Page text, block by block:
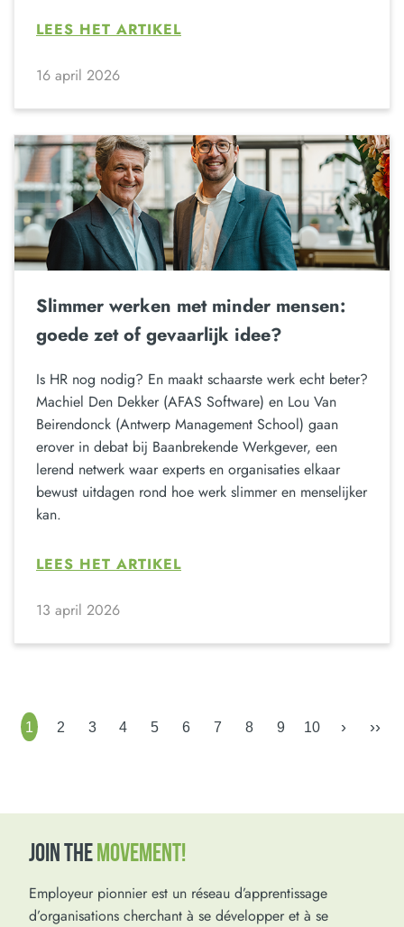
LEES HET ARTIKEL
16 april 2026
Slimmer werken met minder mensen:
goede zet of gevaarlijk idee?
Is HR nog nodig? En maakt schaarste werk echt beter?
Machiel Den Dekker (AFAS Software) en Lou Van
Beirendonck (Antwerp Management School) gaan
erover in debat bij Baanbrekende Werkgever, een
lerend netwerk waar experts en organisaties elkaar
bewust uitdagen rond hoe werk slimmer en menselijker
kan.
LEES HET ARTIKEL
13 april 2026
1 2 3 4 5 6 7 8 9 10 › ››
JOIN THEMOVEMENT!
Employeur pionnier est un réseau d’apprentissage
d’organisations cherchant à se développer et à se